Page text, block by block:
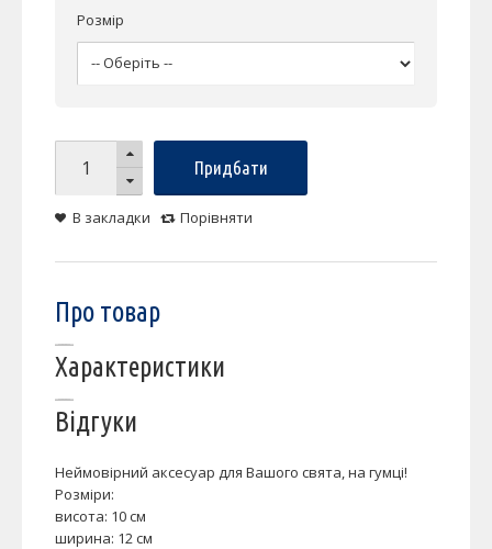
Розмір
Придбати
В закладки Порівняти
Про товар
Характеристики
Відгуки
Неймовірний аксесуар для Вашого свята, на гумці!
Розміри:
висота: 10 см
ширина: 12 см